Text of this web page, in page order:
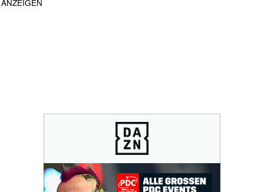
ANZEIGEN